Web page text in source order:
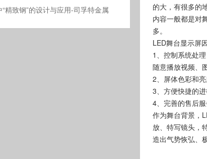
精致钢”的设计与应用-司孚特金属
的大，有很多的
内容一般都是对
多。
LED舞台显示屏
1、控制系统处
随意播放视频、
2、屏体色彩和
3、方便快捷的
4、完善的售后
作为舞台背景，
放、特写镜头，
造出气势恢弘、